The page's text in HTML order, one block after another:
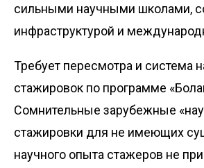
сильными научными школами,
инфраструктурой и
Требует пересмотра и система
стажировок по программе
Сомнительные зарубежные
стажировки для не имеющих
научного опыта стажеров не